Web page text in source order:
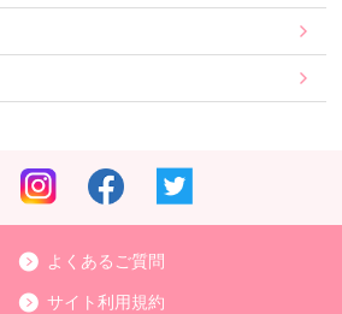
よくあるご質問
サイト利用規約